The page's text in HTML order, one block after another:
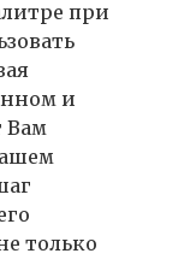
при
и
Вам
только